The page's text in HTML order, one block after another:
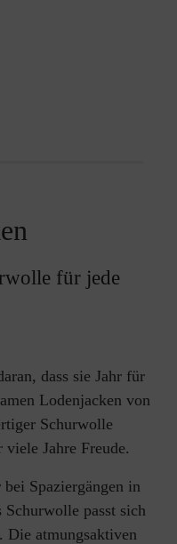
für jede
dass sie Jahr für
Lodenjacken von
Schurwolle
Jahre Freude.
Spaziergängen in
passt sich
Die atmungsaktiven